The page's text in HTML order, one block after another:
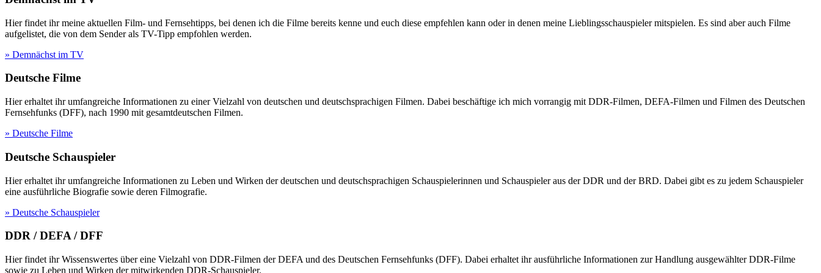
Hier findet ihr meine aktuellen Film- und Fernsehtipps, bei denen ich die Filme bereits kenne und euch diese empfehlen kann oder in denen meine Lieblingsschauspieler mitspielen. Es sind aber auch Filme
aufgelistet, die von dem Sender als TV-Tipp empfohlen werden.
» Demnächst im TV
Deutsche Filme
Hier erhaltet ihr umfangreiche Informationen zu einer Vielzahl von deutschen und deutschsprachigen Filmen. Dabei beschäftige ich mich vorrangig mit DDR-Filmen, DEFA-Filmen und Filmen des Deutschen
Fernsehfunks (DFF), nach 1990 mit gesamtdeutschen Filmen.
» Deutsche Filme
Deutsche Schauspieler
Hier erhaltet ihr umfangreiche Informationen zu Leben und Wirken der deutschen und deutschsprachigen Schauspielerinnen und Schauspieler aus der DDR und der BRD. Dabei gibt es zu jedem Schauspieler
eine ausführliche Biografie sowie deren Filmografie.
» Deutsche Schauspieler
DDR / DEFA / DFF
Hier findet ihr Wissenswertes über eine Vielzahl von DDR-Filmen der DEFA und des Deutschen Fernsehfunks (DFF). Dabei erhaltet ihr ausführliche Informationen zur Handlung ausgewählter DDR-Filme
sowie zu Leben und Wirken der mitwirkenden DDR-Schauspieler.